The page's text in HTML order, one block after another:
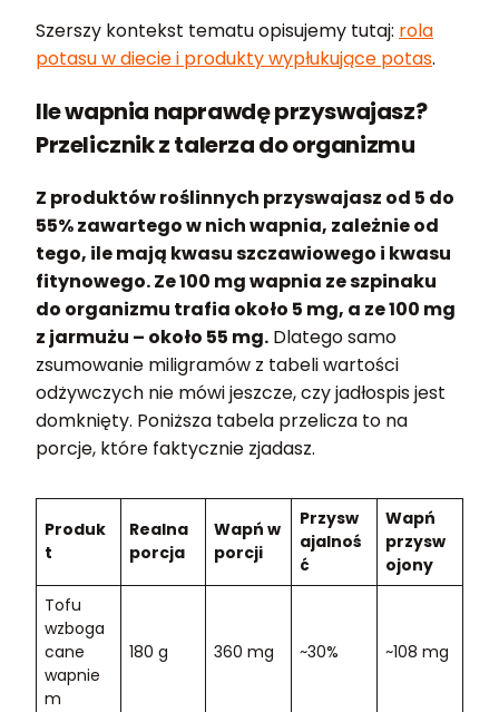
Szerszy kontekst tematu opisujemy tutaj: rola
potasu w diecie i produkty wypłukujące potas.
Ile wapnia naprawdę przyswajasz?
Przelicznik z talerza do organizmu
Z produktów roślinnych przyswajasz od 5 do
55% zawartego w nich wapnia, zależnie od
tego, ile mają kwasu szczawiowego i kwasu
fitynowego. Ze 100 mg wapnia ze szpinaku
do organizmu trafia około 5 mg, a ze 100 mg
z jarmużu – około 55 mg. Dlatego samo
zsumowanie miligramów z tabeli wartości
odżywczych nie mówi jeszcze, czy jadłospis jest
domknięty. Poniższa tabela przelicza to na
porcje, które faktycznie zjadasz.
Produk
t
Realna
porcja
Wapń w
porcji
Przysw
ajalnoś
ć
Wapń
przysw
ojony
Tofu
wzboga
cane
wapnie
m
180 g 360 mg ~30% ~108 mg